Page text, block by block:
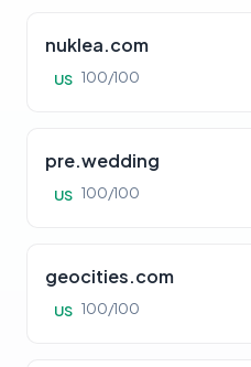
nuklea.com
US 100/100
pre.wedding
US 100/100
geocities.com
US 100/100